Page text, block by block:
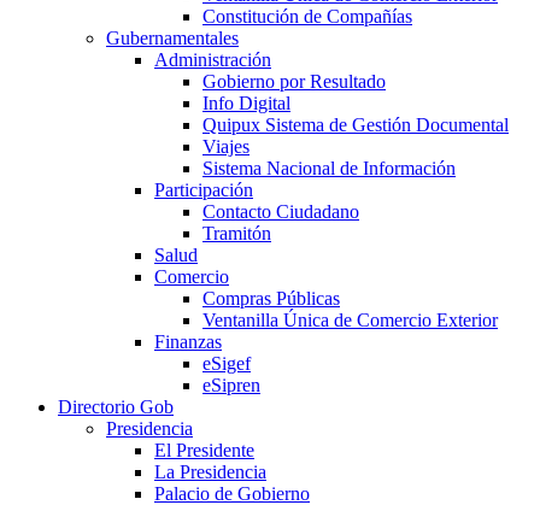
Constitución de Compañías
Gubernamentales
Administración
Gobierno por Resultado
Info Digital
Quipux Sistema de Gestión Documental
Viajes
Sistema Nacional de Información
Participación
Contacto Ciudadano
Tramitón
Salud
Comercio
Compras Públicas
Ventanilla Única de Comercio Exterior
Finanzas
eSigef
eSipren
Directorio Gob
Presidencia
El Presidente
La Presidencia
Palacio de Gobierno